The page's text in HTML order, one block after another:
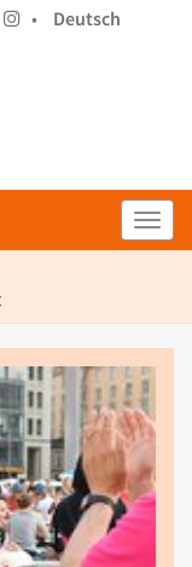
•
Deutsch